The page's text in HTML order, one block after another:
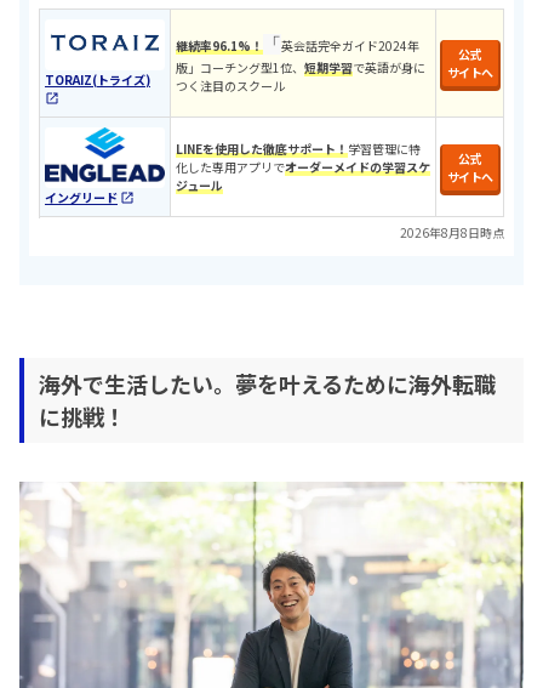
TORAIZ(トライズ)
継続率96.1%！ 「英会話完全ガイド2024年
版」コーチング型1位、 短期学習で英語が身に
つく注目のスクール
公式
サイトへ
イングリード
LINEを使用した徹底サポート！学習管理に特
化した専用アプリでオーダーメイドの学習スケ
ジュール
公式
サイトへ
2026年8月8日時点
海外で生活したい。夢を叶えるために海外転職
に挑戦！